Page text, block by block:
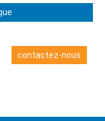
contactez-nous